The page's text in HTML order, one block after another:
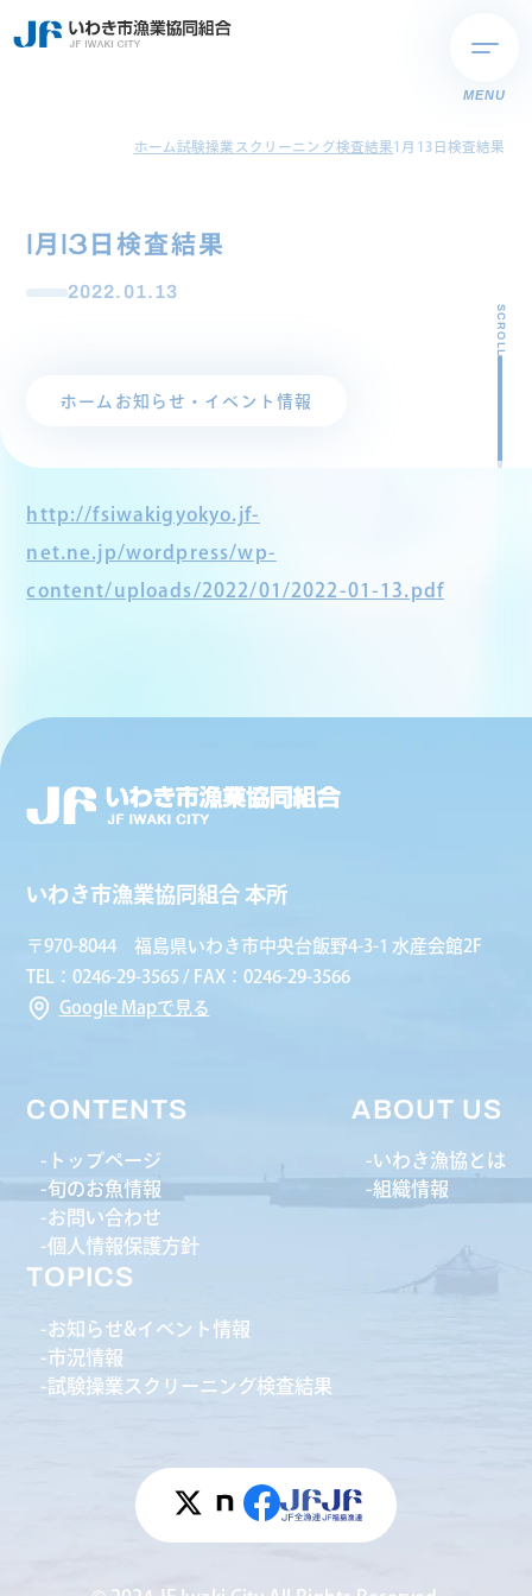
MENU
ホーム試験操業スクリーニング検査結果1月13日検査結果
1月13日検査結果
2022.01.13
ホーム お知らせ・イベント情報
SCROLL
http://fsiwakigyokyo.jf-
net.ne.jp/wordpress/wp-
content/uploads/2022/01/2022-01-13.pdf
いわき市漁業協同組合 本所
〒970-8044 福島県いわき市中央台飯野4-3-1 水産会館2F
TEL：0246-29-3565 / FAX：0246-29-3566
Google Mapで見る
CONTENTS
トップページ
旬のお魚情報
お問い合わせ
個人情報保護方針
ABOUT US
いわき漁協とは
組織情報
TOPICS
お知らせ&イベント情報
市況情報
試験操業スクリーニング検査結果